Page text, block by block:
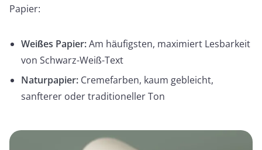
Papier:
Weißes Papier:Am häufigsten, maximiert Lesbarkeit
von Schwarz-Weiß-Text
Naturpapier: Cremefarben, kaum gebleicht,
sanfterer oder traditioneller Ton